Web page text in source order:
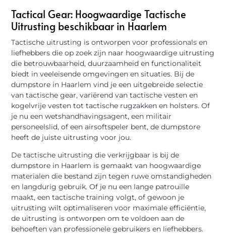
Tactical Gear: Hoogwaardige Tactische
Uitrusting beschikbaar in Haarlem
Tactische uitrusting is ontworpen voor professionals en
liefhebbers die op zoek zijn naar hoogwaardige uitrusting
die betrouwbaarheid, duurzaamheid en functionaliteit
biedt in veeleisende omgevingen en situaties. Bij de
dumpstore in Haarlem vind je een uitgebreide selectie
van tactische gear, variërend van tactische vesten en
kogelvrije vesten tot tactische rugzakken en holsters. Of
je nu een wetshandhavingsagent, een militair
personeelslid, of een airsoftspeler bent, de dumpstore
heeft de juiste uitrusting voor jou.
De tactische uitrusting die verkrijgbaar is bij de
dumpstore in Haarlem is gemaakt van hoogwaardige
materialen die bestand zijn tegen ruwe omstandigheden
en langdurig gebruik. Of je nu een lange patrouille
maakt, een tactische training volgt, of gewoon je
uitrusting wilt optimaliseren voor maximale efficiëntie,
de uitrusting is ontworpen om te voldoen aan de
behoeften van professionele gebruikers en liefhebbers.